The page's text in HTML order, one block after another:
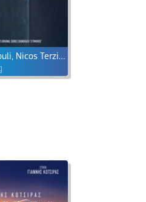
Nefeli Fasouli, Nicos Terzis & Yiannis Kotsiras